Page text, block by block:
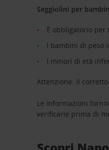
Seggiolini per
È obbligatorio per
I bambini di peso
I minori di età
Attenzione: il
Le informazioni
verificarle prima di